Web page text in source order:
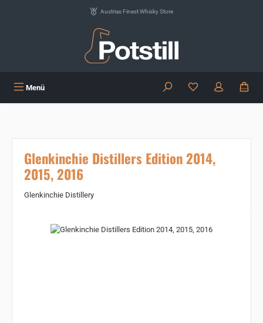
Austrias Finest Whisky Store
Menü Du hast 0
Glenkinchie Distillers Edition 2014,
2015, 2016
Glenkinchie Distillery
Bildergalerie überspringen